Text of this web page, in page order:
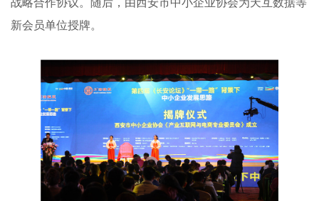
战略合作协议。随后，由西安市中小企业协会为天互数据等
新会员单位授牌。